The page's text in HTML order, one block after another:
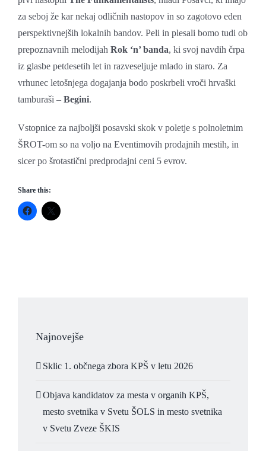
za seboj že kar nekaj odličnih nastopov in so zagotovo eden
perspektivnejših lokalnih bandov. Peli in plesali bomo tudi ob
prepoznavnih melodijah Rok ‘n’ banda, ki svoj navdih črpa
iz glasbe petdesetih let in razveseljuje mlado in staro. Za
vrhunec letošnjega dogajanja bodo poskrbeli vroči hrvaški
tamburaši – Begini.
Vstopnice za najboljši posavski skok v poletje s polnoletnim
ŠROT-om so na voljo na Eventimovih prodajnih mestih, in
sicer po šrotastični predprodajni ceni 5 evrov.
Share this:
Najnovejše
Sklic 1. občnega zbora KPŠ v letu 2026
Objava kandidatov za mesta v organih KPŠ,
mesto svetnika v Svetu ŠOLS in mesto svetnika
v Svetu Zveze ŠKIS